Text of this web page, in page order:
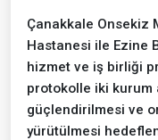
Çanakkale Onsekiz
Hastanesi ile Ezine
hizmet ve iş birliği
protokolle iki kurum
güçlendirilmesi ve
yürütülmesi